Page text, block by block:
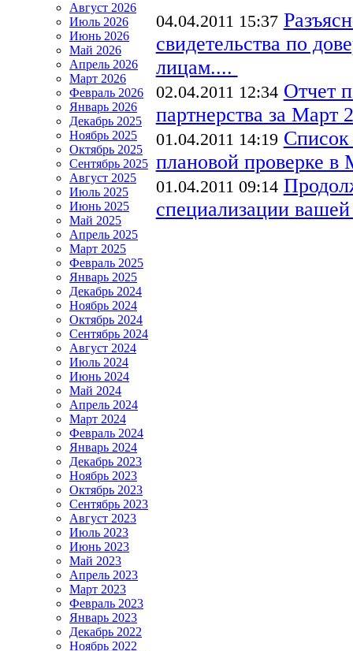
Август 2026
Июль 2026
Июнь 2026
Май 2026
Апрель 2026
Март 2026
Февраль 2026
Январь 2026
Декабрь 2025
Ноябрь 2025
Октябрь 2025
Сентябрь 2025
Август 2025
Июль 2025
Июнь 2025
Май 2025
Апрель 2025
Март 2025
Февраль 2025
Январь 2025
Декабрь 2024
Ноябрь 2024
Октябрь 2024
Сентябрь 2024
Август 2024
Июль 2024
Июнь 2024
Май 2024
Апрель 2024
Март 2024
Февраль 2024
Январь 2024
Декабрь 2023
Ноябрь 2023
Октябрь 2023
Сентябрь 2023
Август 2023
Июль 2023
Июнь 2023
Май 2023
Апрель 2023
Март 2023
Февраль 2023
Январь 2023
Декабрь 2022
Ноябрь 2022
04.04.2011 15:37
свидетельства по
лицам....
02.04.2011 12:34 Отчет
партнерства за Март
01.04.2011 14:19
плановой проверке в
01.04.2011 09:14
специализации